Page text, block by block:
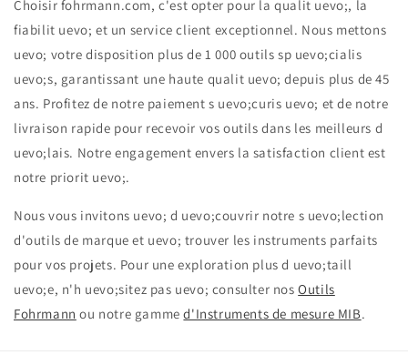
Choisir fohrmann.com, c'est opter pour la qualit uevo;, la
fiabilit uevo; et un service client exceptionnel. Nous mettons
uevo; votre disposition plus de 1 000 outils sp uevo;cialis
uevo;s, garantissant une haute qualit uevo; depuis plus de 45
ans. Profitez de notre paiement s uevo;curis uevo; et de notre
livraison rapide pour recevoir vos outils dans les meilleurs d
uevo;lais. Notre engagement envers la satisfaction client est
notre priorit uevo;.
Nous vous invitons uevo; d uevo;couvrir notre s uevo;lection
d'outils de marque et uevo; trouver les instruments parfaits
pour vos projets. Pour une exploration plus d uevo;taill
uevo;e, n'h uevo;sitez pas uevo; consulter nosOutils
Fohrmann ou notre gammed'Instruments de mesure MIB.